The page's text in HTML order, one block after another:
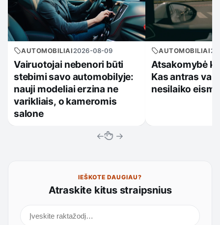
AUTOMOBILIAI2026-08-09
Vairuotojai nebenori būti
stebimi savo automobilyje:
nauji modeliai erzina ne
varikliais, o kameromis
salone
AUTOMOBILIAI
Atsakomybė
Kas antras
nesilaiko
← →
IEŠKOTE DAUGIAU?
Atraskite kitus straipsnius